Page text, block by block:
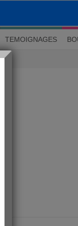
M'inscrire| Me
TEMOIGNAGES